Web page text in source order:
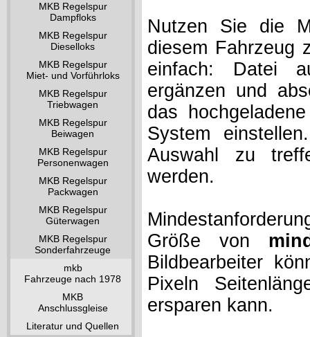
MKB Regelspur
Dampfloks
MKB Regelspur
Dieselloks
MKB Regelspur
Miet- und Vorführloks
MKB Regelspur
Triebwagen
MKB Regelspur
Beiwagen
MKB Regelspur
Personenwagen
MKB Regelspur
Packwagen
MKB Regelspur
Güterwagen
MKB Regelspur
Sonderfahrzeuge
mkb
Fahrzeuge nach 1978
MKB
Anschlussgleise
Literatur und Quellen
Nutzen Sie die
diesem Fahrzeug
einfach: Datei
ergänzen und
das
System
Auswahl zu
werden.
Größe von
Bildbearbeiter
Pixeln
ersparen kann.